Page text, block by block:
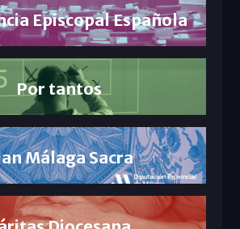
Episcopal Española
Por tantos
Málaga Sacra